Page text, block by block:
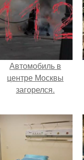
Автомобиль в
центре Москвы
загорелся.